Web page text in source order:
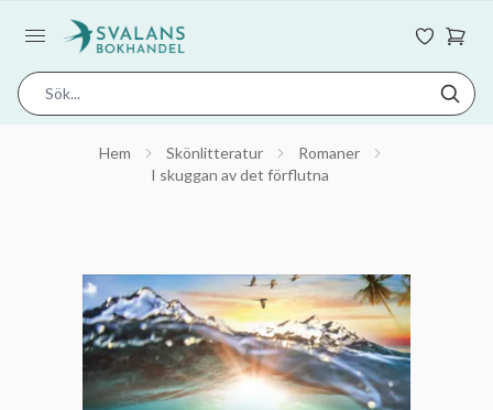
Hem Skönlitteratur
Romaner
I skuggan av det förflutna